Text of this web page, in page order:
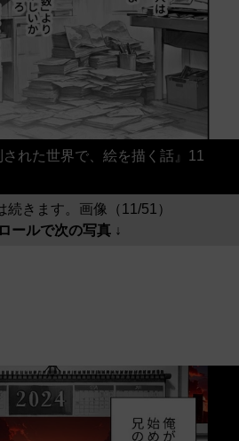
された世界で、絵を描く話』11
続きます。画像（11/51）
ールで次の写真 ↓